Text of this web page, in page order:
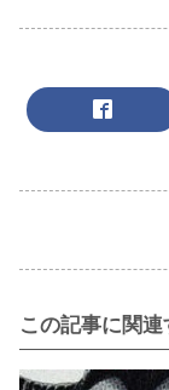
この記事に関